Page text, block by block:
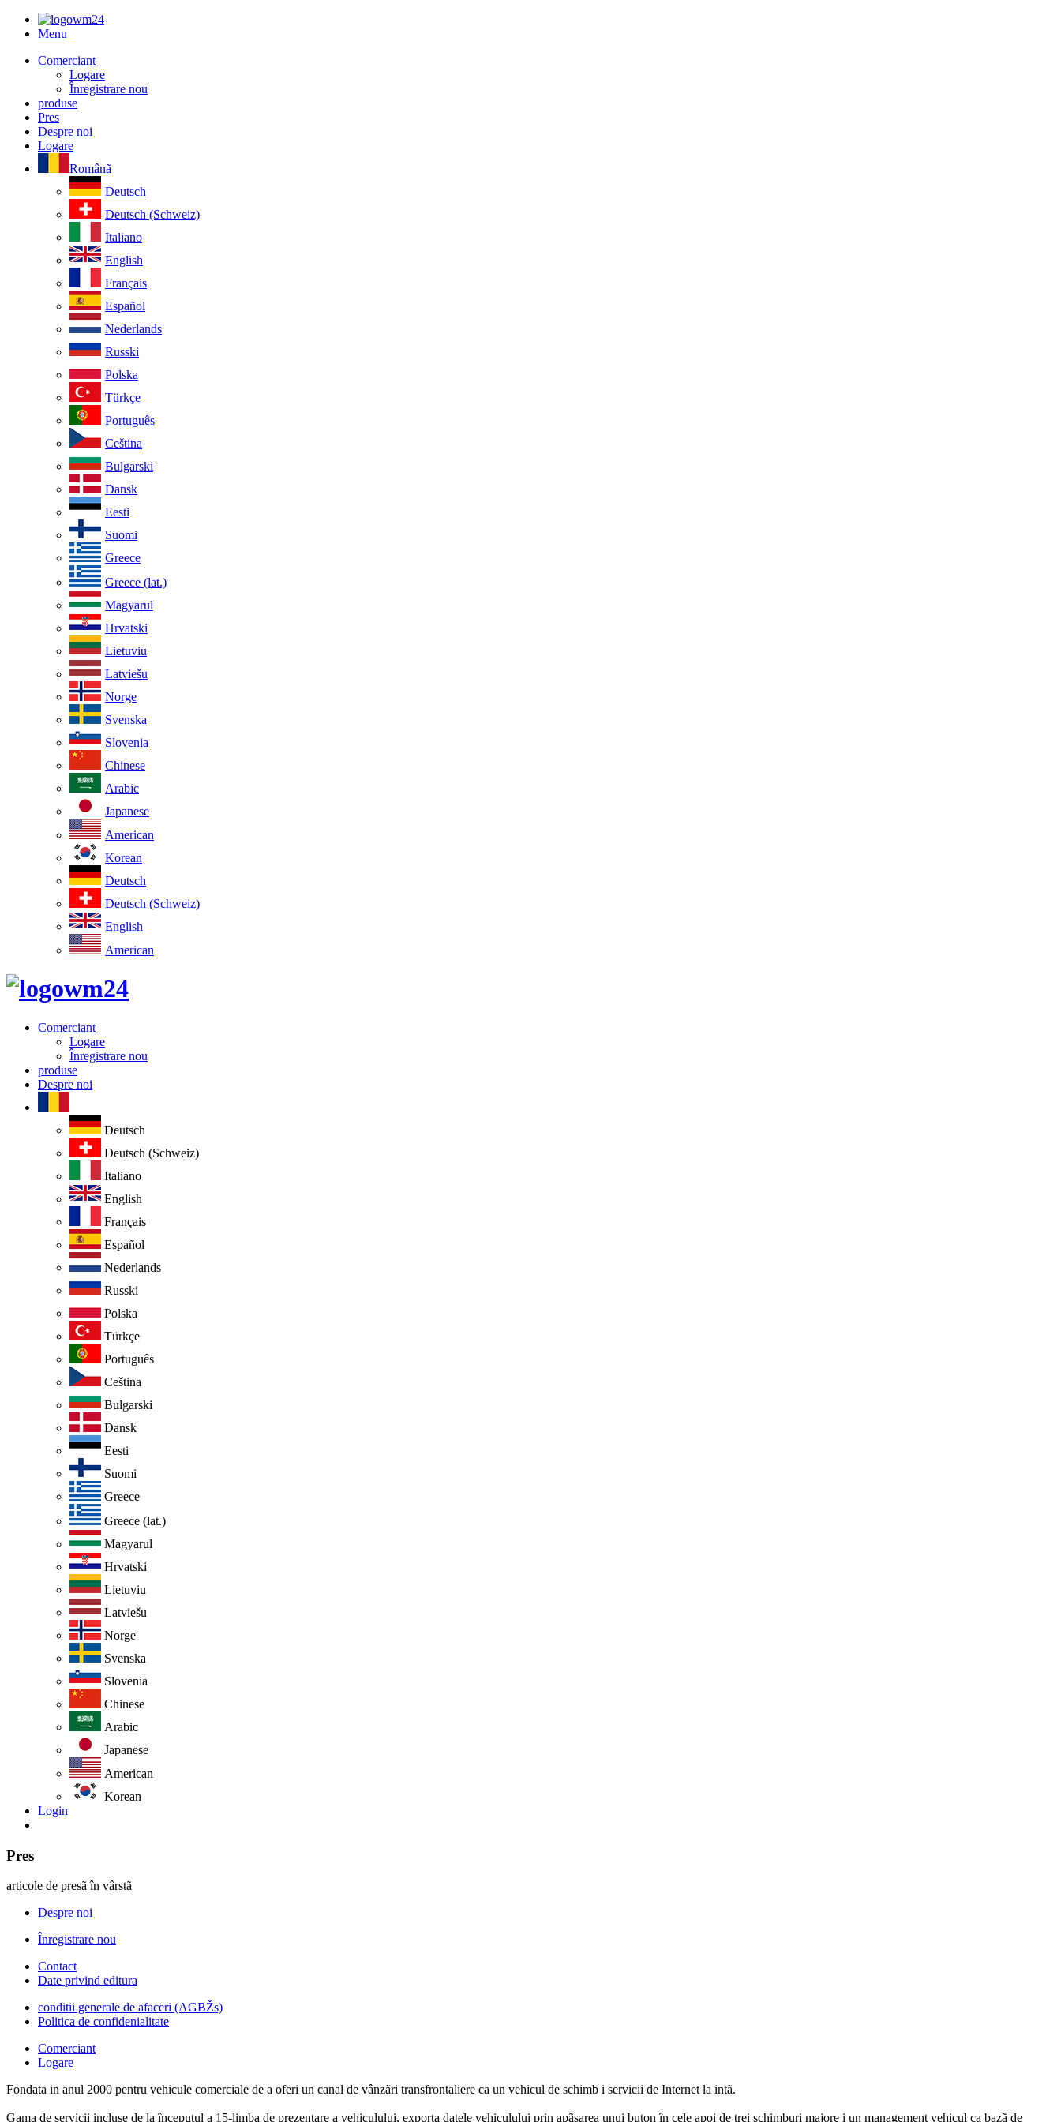
Menu
Comerciant
Logare
Înregistrare nou
produse
Pres
Despre noi
Logare
Românã
Deutsch
Deutsch (Schweiz)
Italiano
English
Français
Español
Nederlands
Russki
Polska
Türkçe
Português
Ceština
Bulgarski
Dansk
Eesti
Suomi
Greece
Greece (lat.)
Magyarul
Hrvatski
Lietuviu
Latviešu
Norge
Svenska
Slovenia
Chinese
Arabic
Japanese
American
Korean
Deutsch
Deutsch (Schweiz)
English
American
Comerciant
Logare
Înregistrare nou
produse
Despre noi
Deutsch
Deutsch (Schweiz)
Italiano
English
Français
Español
Nederlands
Russki
Polska
Türkçe
Português
Ceština
Bulgarski
Dansk
Eesti
Suomi
Greece
Greece (lat.)
Magyarul
Hrvatski
Lietuviu
Latviešu
Norge
Svenska
Slovenia
Chinese
Arabic
Japanese
American
Korean
Login
Pres
articole de presã în vârstã
Despre noi
Înregistrare nou
Contact
Date privind editura
conditii generale de afaceri (AGBŽs)
Politica de confidenialitate
Comerciant
Logare
Fondata in anul 2000 pentru vehicule comerciale de a oferi un canal de vânzãri transfrontaliere ca un vehicul de schimb i servicii de Internet la intã.
Gama de servicii incluse de la începutul a 15-limba de prezentare a vehiculului, exporta datele vehiculului prin apãsarea unui buton în cele apoi de trei schimburi majore i un management vehicul ca bazã de